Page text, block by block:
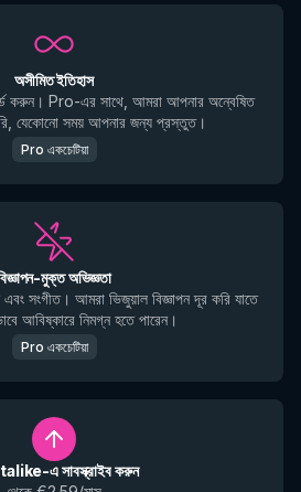
অসীমিত ইতিহাস
করুন। Pro-এর সাথে, আমরা আপনার অন্বেষিত
যেকোনো সময় আপনার জন্য প্রস্তুত।
Pro একচেটিয়া
মুক্ত অভিজ্ঞতা
সংগীত। আমরা ভিজুয়াল বিজ্ঞাপন দূর করি যাতে
আবিষ্কারে নিমগ্ন হতে পারেন।
Pro একচেটিয়া
এ সাবস্ক্রাইব করুন